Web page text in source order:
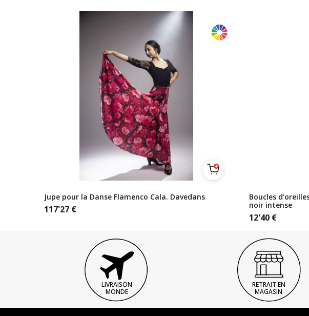
Jupe pour la Danse Flamenco Cala. Davedans
117'27 €
Boucles
noir intense
12'40 €
LIVRAISON
MONDE
RETRAIT EN
MAGASIN